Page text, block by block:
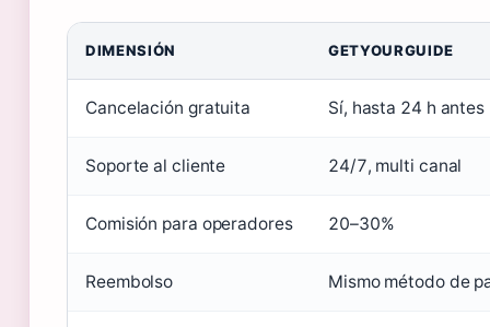
DIMENSIÓN GETYOURGUIDE
Cancelación gratuita Sí, hasta 24 h antes
Soporte al cliente 24/7, multi canal
Comisión para operadores 20–30%
Reembolso Mismo método de